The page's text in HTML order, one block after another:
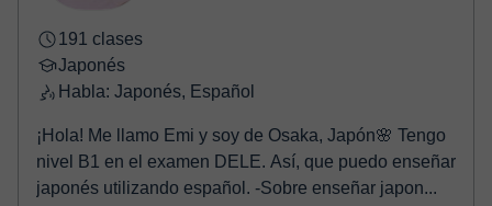
Japanese for travel, studying abroad, or work in Japan
Want to learn slang and casual expressions that
native speakers actually use Want to learn real
Japanese, not just textbook Japanese I can offer both
lessons. My goal is to help you learn Japanese in a
fun and practical way that you can actually use in real
life! Learning Japanese may seem difficult, but don’t
191 clases
Japonés
Habla: Japonés, Español
¡Hola! Me llamo Emi y soy de Osaka, Japón🌸 Tengo
nivel B1 en el examen DELE. Así, que puedo enseñar
japonés utilizando español. -Sobre enseñar japon...